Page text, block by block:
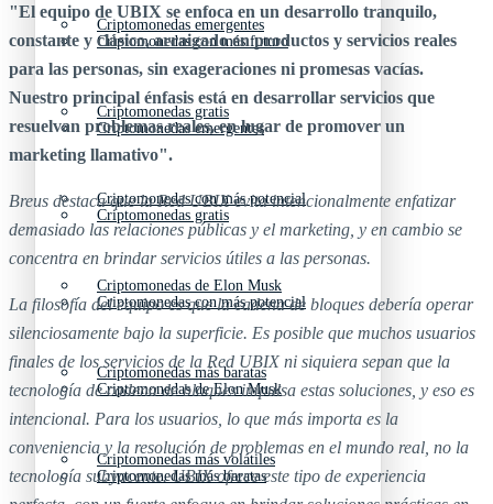
Criptomonedas emergentes
Criptomonedas gratis
Criptomonedas con más potencial
Criptomonedas de Elon Musk
Criptomonedas más baratas
Criptomonedas más volátiles
Criptomonedas con más futuro
Criptomonedas emergentes
Criptomonedas gratis
Criptomonedas con más potencial
Criptomonedas de Elon Musk
Criptomonedas más baratas
"El equipo de UBIX se enfoca en un desarrollo tranquilo,
constante y clásico, arraigado en productos y servicios reales
para las personas, sin exageraciones ni promesas vacías.
Nuestro principal énfasis está en desarrollar servicios que
resuelvan problemas reales, en lugar de promover un
marketing llamativo".
Breus destaca que la Red UBIX evita intencionalmente enfatizar
demasiado las relaciones públicas y el marketing, y en cambio se
concentra en brindar servicios útiles a las personas.
La filosofía del equipo es que la cadena de bloques debería operar
silenciosamente bajo la superficie. Es posible que muchos usuarios
finales de los servicios de la Red UBIX ni siquiera sepan que la
tecnología de cadena de bloques impulsa estas soluciones, y eso es
intencional. Para los usuarios, lo que más importa es la
conveniencia y la resolución de problemas en el mundo real, no la
tecnología subyacente. UBIX ofrece este tipo de experiencia